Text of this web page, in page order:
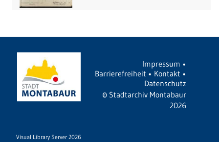
Impressum •
Barrierefreiheit • Kontakt •
Datenschutz
© Stadtarchiv Montabaur
2026
Visual Library Server 2026